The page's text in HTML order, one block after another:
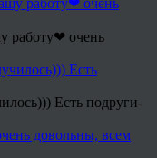
работу❤ очень
Есть подруги-